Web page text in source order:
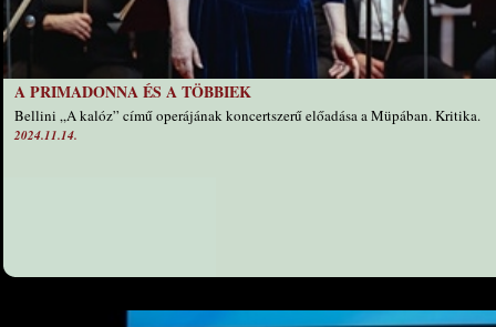
A PRIMADONNA ÉS A TÖBBIEK
Bellini „A kalóz” című operájának koncertszerű előadása a Müpában. Kritika.
2024.11.14.